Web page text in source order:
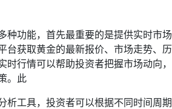
种功能，首先最重要的是提供实时市场
台获取黄金的最新报价、市场走势、历
时行情可以帮助投资者把握市场动向，
。此
析工具，投资者可以根据不同时间周期